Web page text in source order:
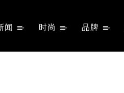
闻 时尚 品牌